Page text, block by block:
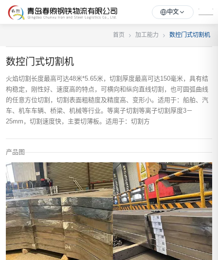
中文
首页 加工能力 数控门式切割机
数控门式切割机
火焰切割长度最高可达48米*5.65米，切割厚度最高可达150毫米，具有结
构稳定，刚性好、速度高的特点，可横向和纵向直线切割，也可圆弧曲线
的任意方位切割，切割表面粗糙度及精度高、变形小。适用于：船舶、汽
车、机车车辆、桥梁、机械等行业。等离子切割等离子切割厚度3－
25mm，切割速度快，主要切薄板。适用于：切割方
产品图